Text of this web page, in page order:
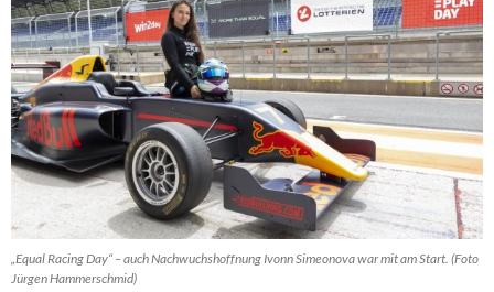
„Equal Racing Day“ – auch Nachwuchshoffnung Ivonn Simeonova war mit am Start. (Foto
Jürgen Hammerschmid)